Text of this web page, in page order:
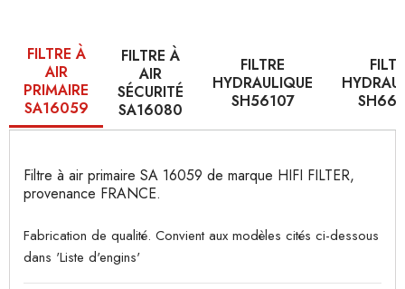
FILTRE À
AIR
PRIMAIRE
SA16059
FILTRE À
AIR
SÉCURITÉ
SA16080
FILTRE
HYDRAULIQUE
SH56107
Filtre à air primaire SA 16059 de marque HIFI FILTER,
provenance FRANCE.
Fabrication de qualité. Convient aux modèles cités ci-dessous
dans 'Liste d'engins'